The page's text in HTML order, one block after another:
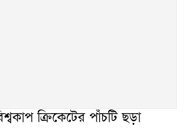
ক্রিকেটের পাঁচটি ছড়া